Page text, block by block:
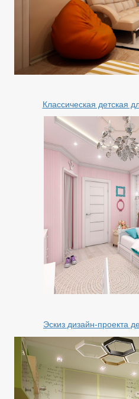
Классическая детская
Эскиз дизайн-проекта